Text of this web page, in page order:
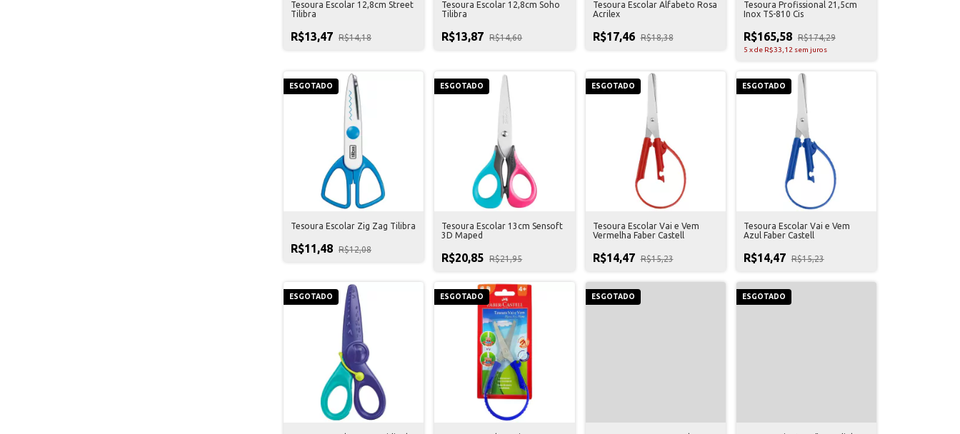
Tesoura Escolar 12,8cm Street
Tilibra
R$13,47 R$14,18
Tesoura Escolar 12,8cm Soho
Tilibra
R$13,87 R$14,60
Tesoura Escolar Alfabeto Rosa
Acrilex
R$17,46 R$18,38
Tesoura Profissional 21,5cm
Inox TS-810 Cis
R$165,58 R$174,29
5 xde R$33,12 sem juros
ESGOTADO
Tesoura Escolar Zig Zag Tilibra
R$11,48 R$12,08
ESGOTADO
Tesoura Escolar 13cm Sensoft
3D Maped
R$20,85 R$21,95
ESGOTADO
Tesoura Escolar Vai e Vem
Vermelha Faber Castell
R$14,47 R$15,23
ESGOTADO
Tesoura Escolar Vai e Vem
Azul Faber Castell
R$14,47 R$15,23
ESGOTADO ESGOTADO ESGOTADO ESGOTADO